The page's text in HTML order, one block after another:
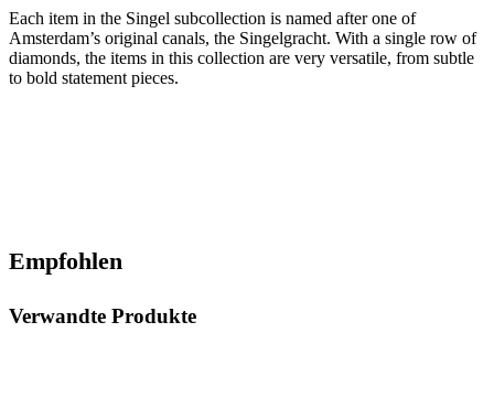
Each item in the Singel subcollection is named after one of
Amsterdam’s original canals, the Singelgracht. With a single row of
diamonds, the items in this collection are very versatile, from subtle
to bold statement pieces.
Empfohlen
Verwandte Produkte